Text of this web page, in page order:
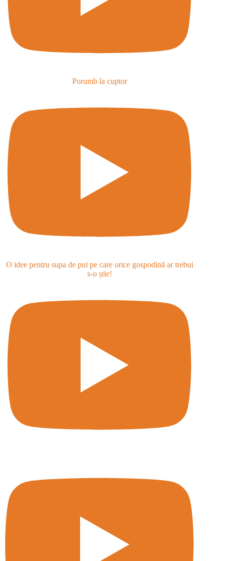
Porumb la cuptor
O idee pentru supa de pui pe care orice gospodină ar trebui
s-o știe!